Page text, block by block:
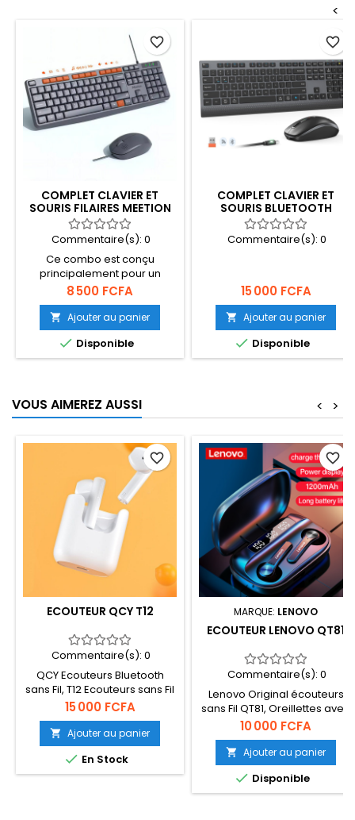
<
COMPLET CLAVIER ET
SOURIS FILAIRES MEETION
C235
Commentaire(s): 0
Ce combo est conçu
principalement pour un
usage bureautique, mettant
l'accent sur le silence et la
durabilité.
Prix
8 500 FCFA
 Ajouter au panier
 Disponible
favorite_border
COMPLET CLAVIER ET
SOURIS BLUETOOTH
MEETION C2000
Commentaire(s): 0
Prix
15 000 FCFA
 Ajouter au panier
 Disponible
favorite_border
VOUS AIMEREZ AUSSI >
<
ECOUTEUR QCY T12
Commentaire(s): 0
QCY Ecouteurs Bluetooth
sans Fil, T12 Ecouteurs sans Fil
Bluetooth 5.1 HiFi Son Stéréo,
ENC Réduction de Bruit, 40H
avec Boîtier de Charge USB-
C, Oreillette Bluetooth sans Fil
Prix
15 000 FCFA
 Ajouter au panier
 En Stock
favorite_border
MARQUE: LENOVO
ECOUTEUR LENOVO QT81
Commentaire(s): 0
Lenovo Original écouteurs
sans Fil QT81, Oreillettes avec
contrôle Tactile IPX4,
1200mAh, Grande capacité,
Batterie de 30h, réduction du
Bruit, Bluetooth 5.1
Prix
10 000 FCFA
 Ajouter au panier
 Disponible
favorite_border